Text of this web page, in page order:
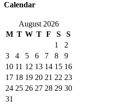
Calendar
August 2026
M T W T F S
S
1
2
3
4 5 6 7 8
9
10 11 12 13 14 15 16
17 18 19 20 21 22 23
24 25 26 27 28 29 30
31